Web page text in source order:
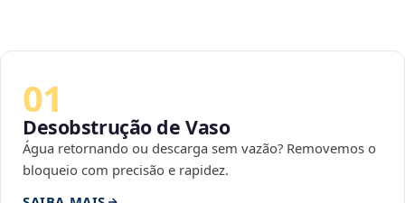
01
Desobstrução de Vaso
Água retornando ou descarga sem vazão? Removemos o
bloqueio com precisão e rapidez.